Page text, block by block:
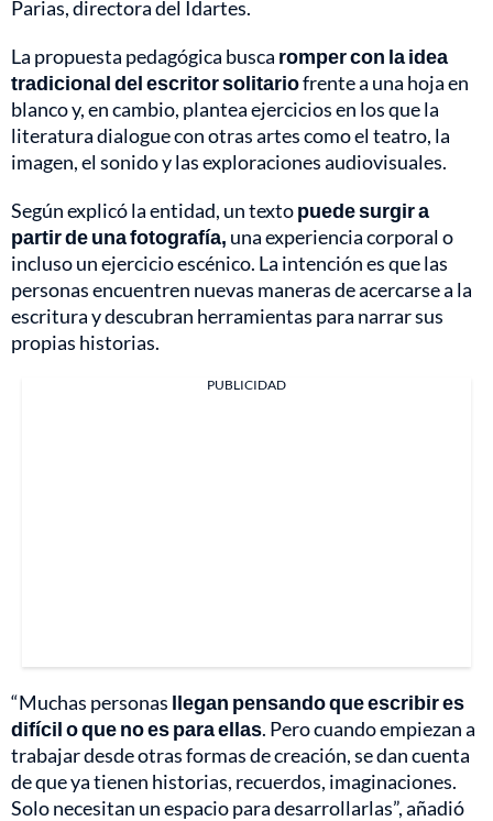
Parias, directora del Idartes.
La propuesta pedagógica busca romper con la idea
tradicional del escritor solitariofrente a una hoja en
blanco y, en cambio, plantea ejercicios en los que la
literatura dialogue con otras artes como el teatro, la
imagen, el sonido y las exploraciones audiovisuales.
Según explicó la entidad, un textopuede surgir a
partir de una fotografía, una experiencia corporal o
incluso un ejercicio escénico. La intención es que las
personas encuentren nuevas maneras de acercarse a la
escritura y descubran herramientas para narrar sus
propias historias.
PUBLICIDAD
“Muchas personas llegan pensando que escribir es
difícil o que no es para ellas. Pero cuando empiezan a
trabajar desde otras formas de creación, se dan cuenta
de que ya tienen historias, recuerdos, imaginaciones.
Solo necesitan un espacio para desarrollarlas”, añadió